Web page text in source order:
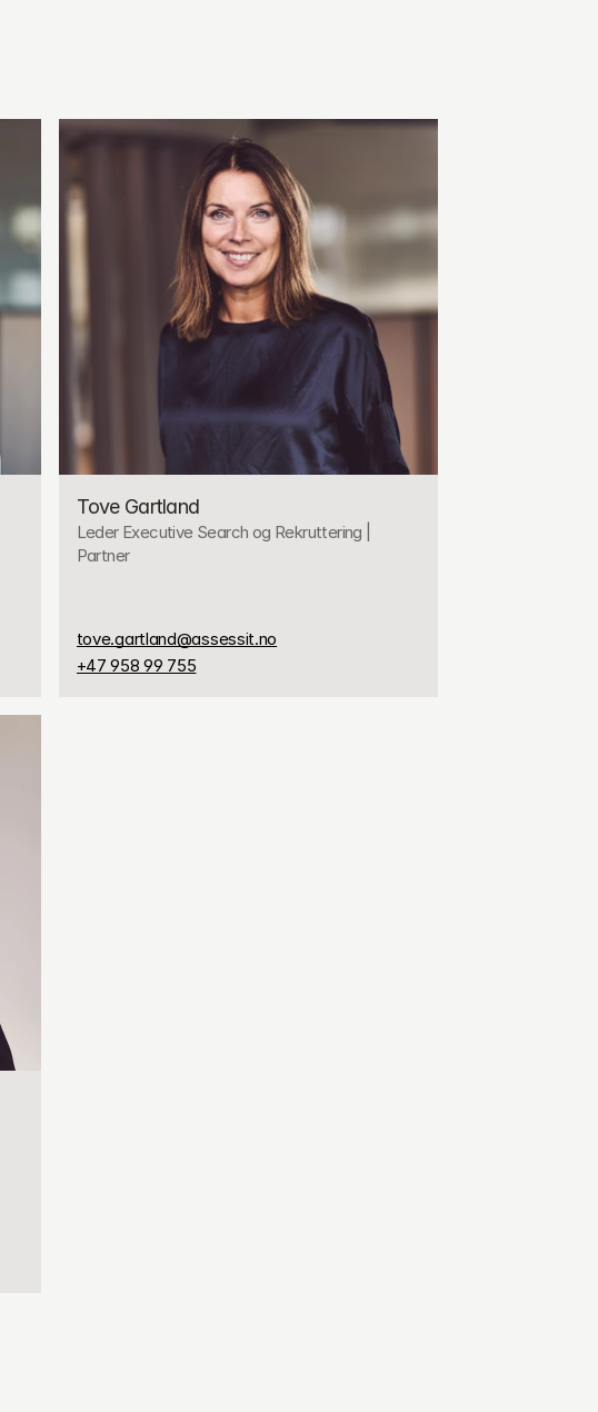
Tove Gartland
Leder Executive Search og Rekruttering |
Partner
tove.gartland@assessit.no
+47 958 99 755